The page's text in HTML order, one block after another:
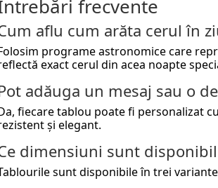
frecvente
aflu cum arăta cerul în
programe astronomice care
exact cerul din acea noapte
adăuga un mesaj sau o
fiecare tablou poate fi personalizat
și elegant.
dimensiuni sunt
sunt disponibile în trei